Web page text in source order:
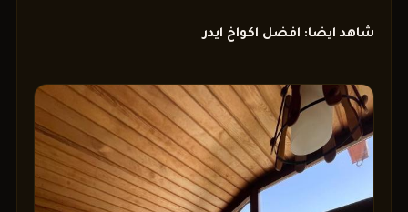
شاهد ايضا: افضل اكواخ ايدر